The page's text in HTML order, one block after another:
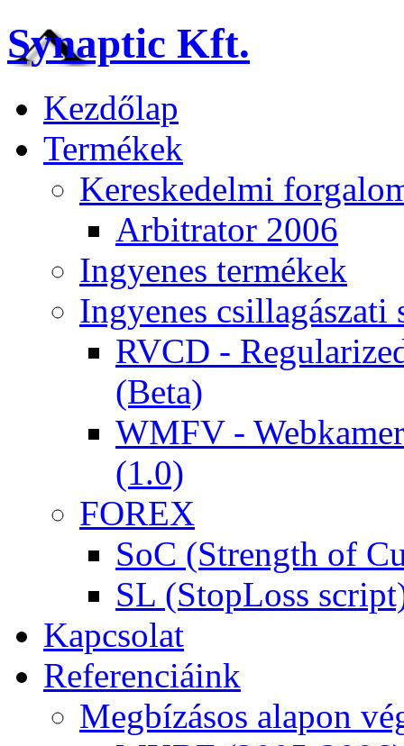
Synaptic Kft.
Kezdőlap
Termékek
Kereskedelmi
Arbitrator 2006
Ingyenes termékek
Ingyenes csillagászati
RVCD -
(Beta)
WMFV -
(1.0)
FOREX
SoC (Strength of
SL (StopLoss
Kapcsolat
Referenciáink
Megbízásos alapon